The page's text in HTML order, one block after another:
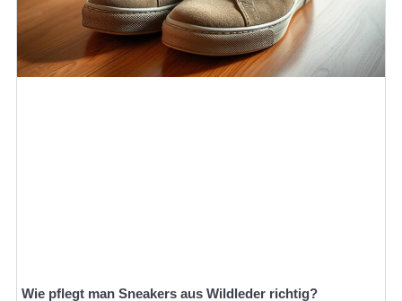
Wie pflegt man Sneakers aus Wildleder richtig?